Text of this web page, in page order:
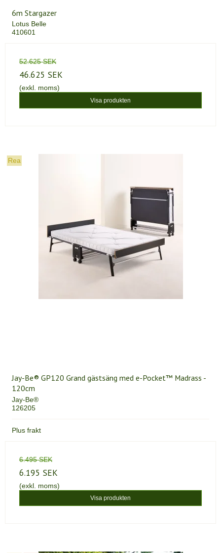
6m Stargazer
Lotus Belle
410601
52.625 SEK
46.625 SEK
(exkl. moms)
Visa produkten
Rea
Jay-Be® GP120 Grand gästsäng med e-Pocket™ Madrass -
120cm
Jay-Be®
126205
Plus frakt
6.495 SEK
6.195 SEK
(exkl. moms)
Visa produkten